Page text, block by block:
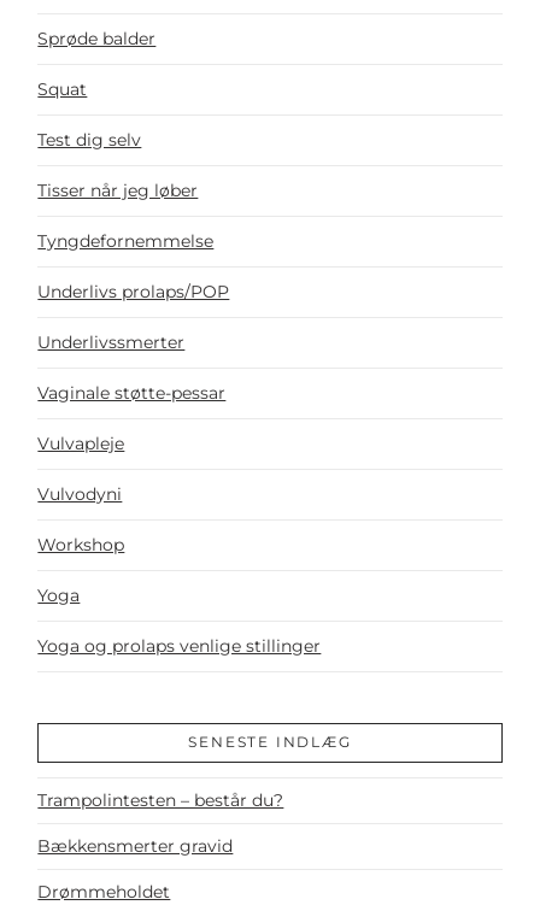
Sprøde balder
Squat
Test dig selv
Tisser når jeg løber
Tyngdefornemmelse
Underlivs prolaps/POP
Underlivssmerter
Vaginale støtte-pessar
Vulvapleje
Vulvodyni
Workshop
Yoga
Yoga og prolaps venlige stillinger
SENESTE INDLÆG
Trampolintesten – består du?
Bækkensmerter gravid
Drømmeholdet